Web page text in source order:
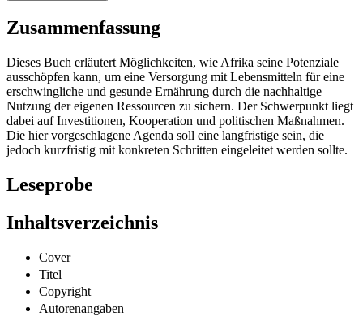
Zusammenfassung
Dieses Buch erläutert Möglichkeiten, wie Afrika seine Potenziale
ausschöpfen kann, um eine Versorgung mit Lebensmitteln für eine
erschwingliche und gesunde Ernährung durch die nachhaltige
Nutzung der eigenen Ressourcen zu sichern. Der Schwerpunkt liegt
dabei auf Investitionen, Kooperation und politischen Maßnahmen.
Die hier vorgeschlagene Agenda soll eine langfristige sein, die
jedoch kurzfristig mit konkreten Schritten eingeleitet werden sollte.
Leseprobe
Inhaltsverzeichnis
Cover
Titel
Copyright
Autorenangaben